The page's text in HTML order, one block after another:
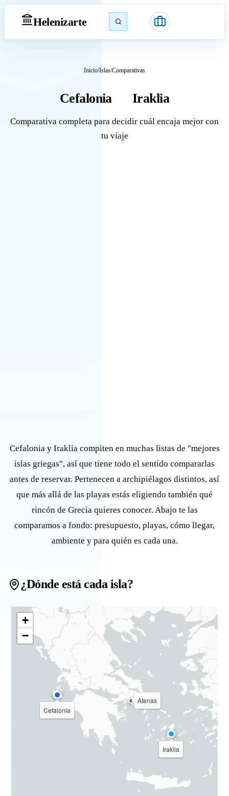
Helenizarte
Inicio/Islas/Comparativas
Cefalonia Iraklia
Comparativa completa para decidir cuál encaja mejor con
tu viaje
Cefalonia y Iraklia compiten en muchas listas de "mejores
islas griegas", así que tiene todo el sentido compararlas
antes de reservar. Pertenecen a archipiélagos distintos, así
que más allá de las playas estás eligiendo también qué
rincón de Grecia quieres conocer. Abajo te las
comparamos a fondo: presupuesto, playas, cómo llegar,
ambiente y para quién es cada una.
¿Dónde está cada isla?
Cefalonia
Iraklia
Atenas
+
−